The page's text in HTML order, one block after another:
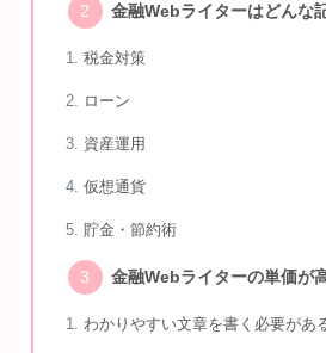
金融Webライターはどんな
税金対策
ローン
資産運用
仮想通貨
貯金・節約術
金融Webライターの単価が
わかりやすい文章を書く必要があ